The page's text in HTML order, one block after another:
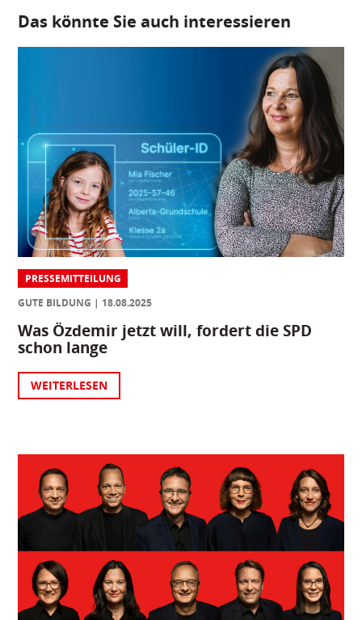
Das könnte Sie auch interessieren
PRESSEMITTEILUNG
GUTE BILDUNG
18.08.2025
Was Özdemir jetzt will, fordert die SPD
schon lange
WEITERLESEN